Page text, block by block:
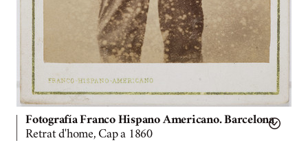
Fotografía Franco Hispano Americano. Barcelona
Retrat d'home, Cap a 1860